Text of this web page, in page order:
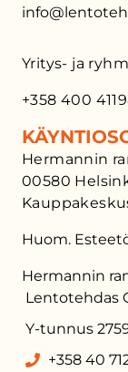
Yritys- ja
+358 400
Hermannin
00580
Huom.
Hermannin
Lentotehdas
Y-tunnus
+358 40